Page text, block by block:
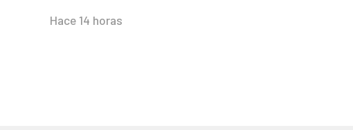
Hace 14 horas